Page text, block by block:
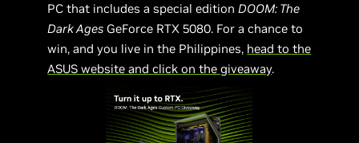
PC that includes a special editionDOOM: The
Dark Ages GeForce RTX 5080. For a chance to
win, and you live in the Philippines, head to the
ASUS website and click on the giveaway.